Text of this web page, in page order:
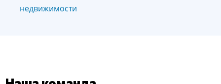
недвижимости